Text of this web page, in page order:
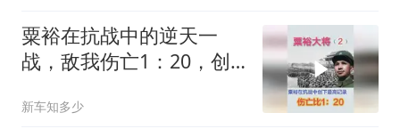
粟裕在抗战中的逆天一
战，敌我伤亡1：20，创
新车知多少